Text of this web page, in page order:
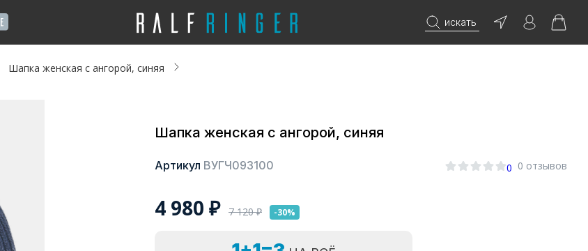
искать
Шапка женская с ангорой, синяя
Шапка женская с ангорой, синяя
Артикул ВУГЧ093100 0 0 отзывов
4 980 ₽ 7 120₽ -30%